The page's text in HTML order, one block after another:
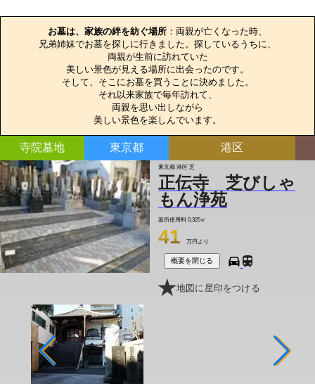
お墓は、家族の絆を紡ぐ場所 ：両親が亡くなった時、
兄弟姉妹でお墓を探しに行きました。探しているうちに、
両親が生前に訪れていた
美しい景色が見える場所に出会ったのです。
そして、そこにお墓を買うことに決めました。
それ以来家族で毎年訪れて、
両親を思い出しながら
美しい景色を楽しんでいます。
寺院墓地 東京都 港区
東京都 港区 芝
正伝寺 芝びしゃ
もん浄苑
墓所使用料 0.325㎡
41 万円より
概要を閉じる
地図に星印をつける